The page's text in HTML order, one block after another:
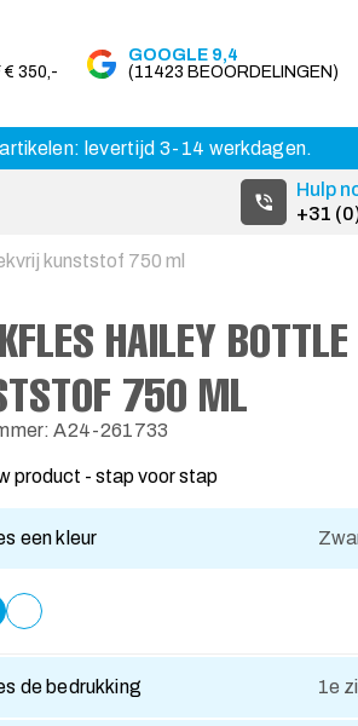
€ 350,-
GOOGLE 9,4
(11423 BEOORDELINGEN)
levertijd 3-14 werkdagen.
Hulp
+31
kunststof 750 ml
HAILEY
750 ML
A24-261733
product - stap voor stap
een kleur
de bedrukking 1e